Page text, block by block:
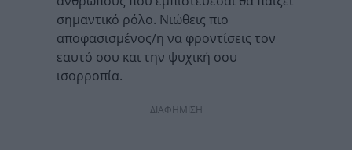
σημαντικό ρόλο. Νιώθεις πιο
αποφασισμένος/η να φροντίσεις τον
εαυτό σου και την ψυχική σου
ισορροπία.
ΔΙΑΦΗΜΙΣΗ